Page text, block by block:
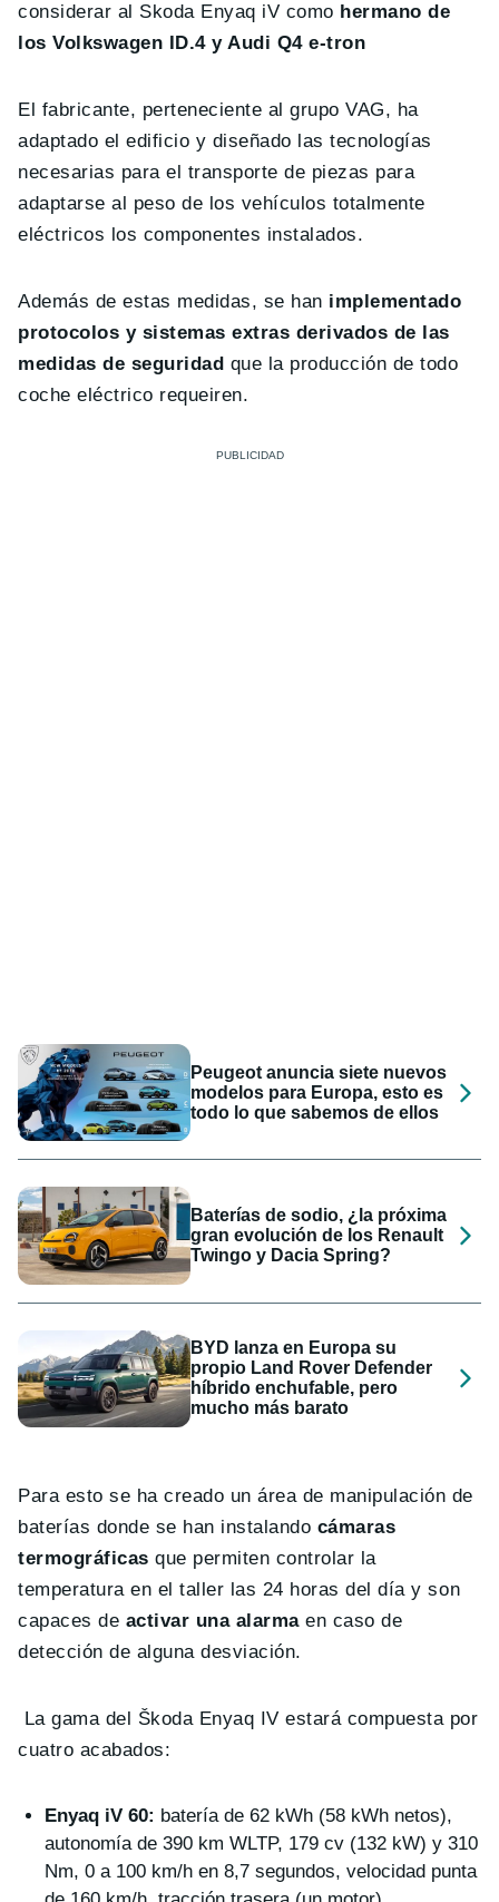
considerar al Skoda Enyaq iV como hermano de
los Volkswagen ID.4 y Audi Q4 e-tron
El fabricante, perteneciente al grupo VAG, ha
adaptado el edificio y diseñado las tecnologías
necesarias para el transporte de piezas para
adaptarse al peso de los vehículos totalmente
eléctricos los componentes instalados.
Además de estas medidas, se han implementado
protocolos y sistemas extras derivados de las
medidas de seguridad que la producción de todo
coche eléctrico requeiren.
Peugeot anuncia siete nuevos
modelos para Europa, esto es
todo lo que sabemos de ellos
Baterías de sodio, ¿la próxima
gran evolución de los Renault
Twingo y Dacia Spring?
BYD lanza en Europa su
propio Land Rover Defender
híbrido enchufable, pero
mucho más barato
Para esto se ha creado un área de manipulación de
baterías donde se han instalando cámaras
termográficas que permiten controlar la
temperatura en el taller las 24 horas del día y son
capaces de activar una alarmaen caso de
detección de alguna desviación.
La gama del Škoda Enyaq IV estará compuesta por
cuatro acabados:
Enyaq iV 60: batería de 62 kWh (58 kWh netos),
autonomía de 390 km WLTP, 179 cv (132 kW) y 310
Nm, 0 a 100 km/h en 8,7 segundos, velocidad punta